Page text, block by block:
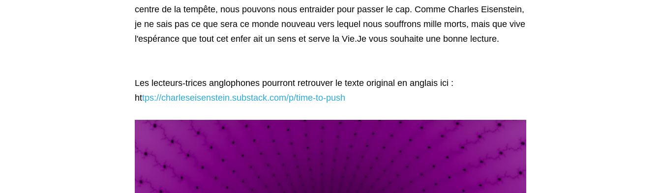
centre de la tempête, nous pouvons nous entraider pour passer le cap. Comme Charles Eisenstein,
je ne sais pas ce que sera ce monde nouveau vers lequel nous souffrons mille morts, mais que vive
l'espérance que tout cet enfer ait un sens et serve la Vie.Je vous souhaite une bonne lecture.
Les lecteurs-trices anglophones pourront retrouver le texte original en anglais ici :
https://charleseisenstein.substack.com/p/time-to-push